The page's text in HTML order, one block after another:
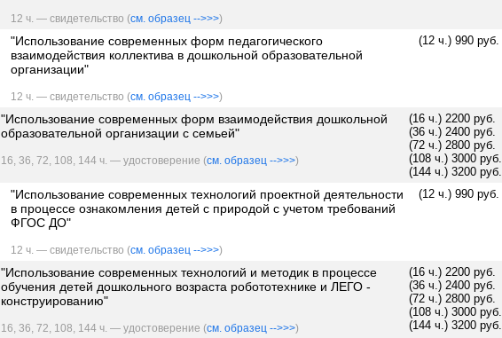
12 ч. — свидетельство (см. образец -->>>)
"Использование современных форм педагогического
взаимодействия коллектива в дошкольной образовательной
организации"
12 ч. — свидетельство (см. образец -->>>)
(12 ч.) 990 руб.
"Использование современных форм взаимодействия дошкольной
образовательной организации с семьей"
16, 36, 72, 108, 144 ч. — удостоверение (см. образец -->>>)
(16 ч.) 2200 руб.
(36 ч.) 2400 руб.
(72 ч.) 2800 руб.
(108 ч.) 3000 руб.
(144 ч.) 3200 руб.
"Использование современных технологий проектной деятельности
в процессе ознакомления детей с природой с учетом требований
ФГОС ДО"
12 ч. — свидетельство (см. образец -->>>)
(12 ч.) 990 руб.
"Использование современных технологий и методик в процессе
обучения детей дошкольного возраста робототехнике и ЛЕГО -
конструированию"
16, 36, 72, 108, 144 ч. — удостоверение (см. образец -->>>)
(16 ч.) 2200 руб.
(36 ч.) 2400 руб.
(72 ч.) 2800 руб.
(108 ч.) 3000 руб.
(144 ч.) 3200 руб.